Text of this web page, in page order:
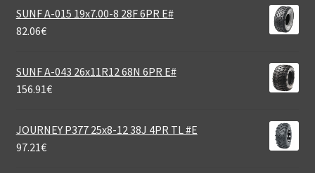
SUNF A-015 19x7.00-8 28F 6PR E#
82.06€
SUNF A-043 26x11R12 68N 6PR E#
156.91€
JOURNEY P377 25x8-12 38J 4PR TL #E
97.21€